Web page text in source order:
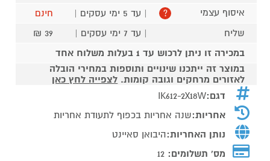
איסוף עצמי
? | עד 5 ימי עסקים |
חינם
שליח
| עד 7 ימי עסקים |
39 ₪
במכירה זו ניתן לרכוש עד 1 בעלות משלוח אחד
במוצר זה ייתכנו שינויים ותוספות במחירי הובלה
לאזורים מרחקים וגובה קומות. לצפייה לחץ כאן
דגם:IK612-2X18W
אחריות:שנה אחריות בכפוף לתעודת אחריות
נותן האחריות:היבואן סאיינט
מס' תשלומים: 12